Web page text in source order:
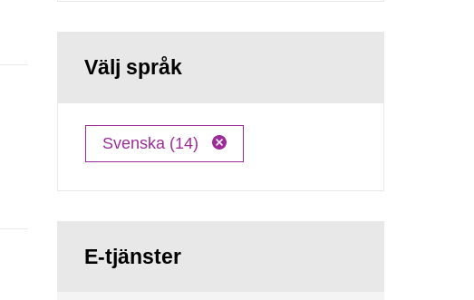
Välj språk
Svenska (14)
E-tjänster